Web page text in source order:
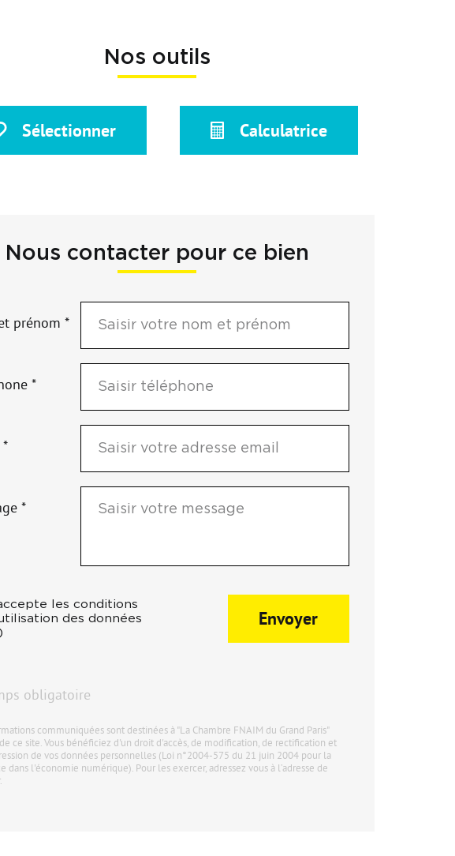
Nos outils
Sélectionner Calculatrice
Nous contacter pour ce bien
prénom *
*
*
les conditions
des données
Envoyer
obligatoire
communiquées sont destinées à "La Chambre FNAIM du Grand Paris"
ce site. Vous bénéficiez d'un droit d'accès, de modification, de rectification et
de vos données personnelles (Loi n°2004-575 du 21 juin 2004 pour la
dans l'économie numérique). Pour les exercer, adressez vous à l’adresse de